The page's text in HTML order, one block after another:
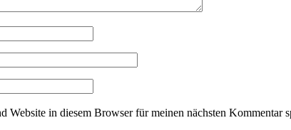
Website in diesem Browser für meinen nächsten Kommentar